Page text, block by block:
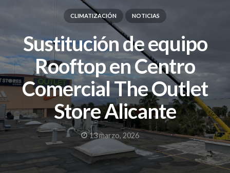
Contacto
Sustitución de equipo
Rooftop en Centro
Comercial The Outlet
Store Alicante
13 marzo, 2026
CLIMATIZACIÓN NOTICIAS